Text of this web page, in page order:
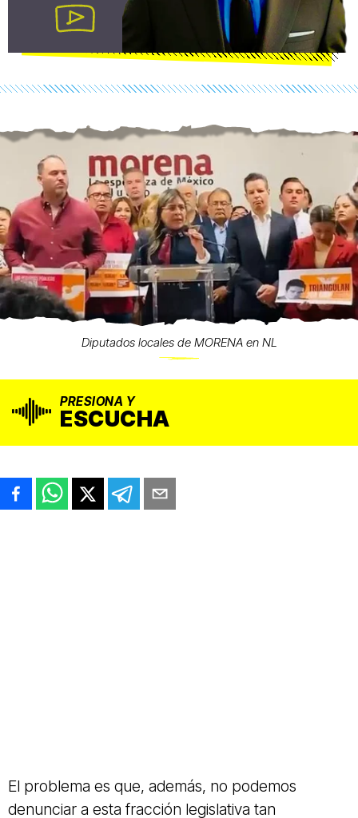
Diputados locales de MORENA en NL
PRESIONA Y
ESCUCHA
El problema es que, además, no podemos
denunciar a esta fracción legislativa tan